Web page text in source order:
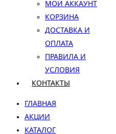
МОЙ АККАУНТ
КОРЗИНА
ДОСТАВКА И
ОПЛАТА
ПРАВИЛА И
УСЛОВИЯ
КОНТАКТЫ
ГЛАВНАЯ
АКЦИИ
КАТАЛОГ